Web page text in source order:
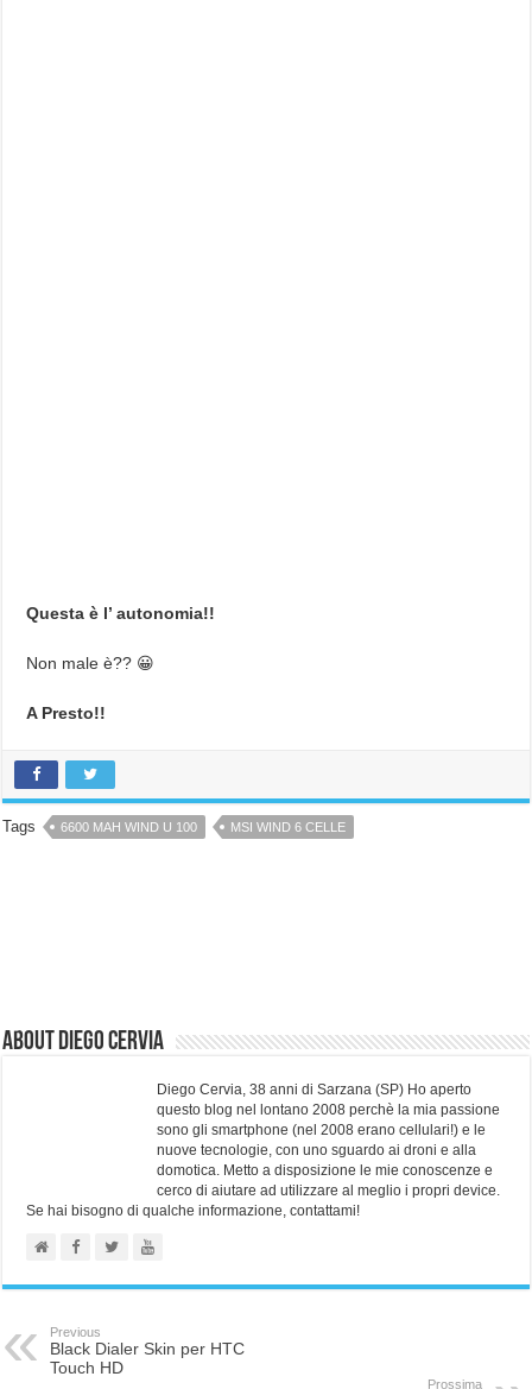
Questa è l’ autonomia!!
Non male è?? 😀
A Presto!!
Tags 6600 MAH WIND U 100 MSI WIND 6 CELLE
About Diego Cervia
Diego Cervia, 38 anni di Sarzana (SP) Ho aperto
questo blog nel lontano 2008 perchè la mia passione
sono gli smartphone (nel 2008 erano cellulari!) e le
nuove tecnologie, con uno sguardo ai droni e alla
domotica. Metto a disposizione le mie conoscenze e
cerco di aiutare ad utilizzare al meglio i propri device.
Se hai bisogno di qualche informazione, contattami!
Previous
Black Dialer Skin per HTC
Touch HD
Prossima